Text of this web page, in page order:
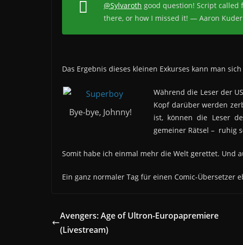
@Sylvaroth good question! Script called
there, or how I missed it! — Aaron Kuder
Das Ergebnis dieses kleinen Exkurses kann man
Bye-bye, Johnny!
Während die Leser der
Kopf darüber werden
ist, können die Leser
gemeiner Rätsel – ruhig
Somit habe ich einmal mehr die Welt gerettet. Und
Ein ganz normaler Tag für einen Comic-Übersetzer
Avengers: Age of Ultron-Europapremiere
(Livestream)